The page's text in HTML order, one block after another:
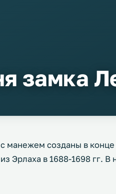
замка
манежем созданы в конце
Эрлаха в 1688-1698 гг. В